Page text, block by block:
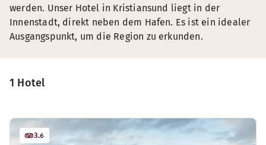
1 Hotel
3.6
werden. Unser Hotel in Kristiansund liegt in der
Innenstadt, direkt neben dem Hafen. Es ist ein idealer
Ausgangspunkt, um die Region zu erkunden.